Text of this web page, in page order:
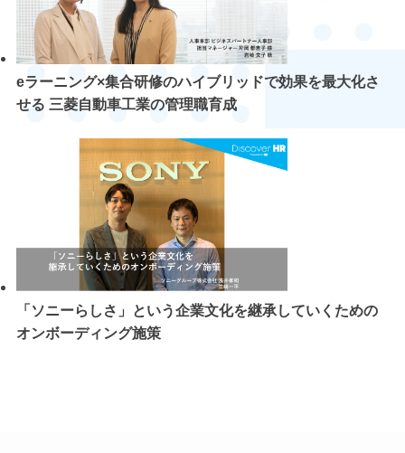
eラーニング×集合研修のハイブリッドで効果を最大化さ
せる 三菱自動車工業の管理職育成
「ソニーらしさ」という企業文化を継承していくための
オンボーディング施策